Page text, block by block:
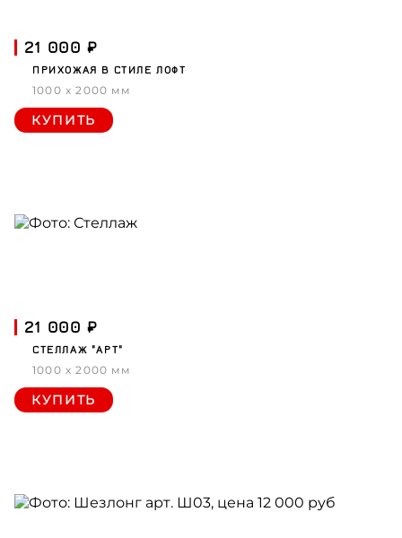
21 000 ₽
ПРИХОЖАЯ В СТИЛЕ ЛОФТ
1000 x 2000 мм
КУПИТЬ
21 000 ₽
СТЕЛЛАЖ "АРТ"
1000 x 2000 мм
КУПИТЬ